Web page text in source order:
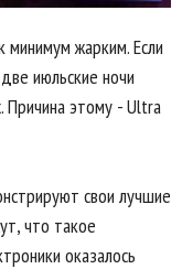
жарким. Если
июльские ночи
Причина этому - Ultra
свои лучшие
что такое
оказалось